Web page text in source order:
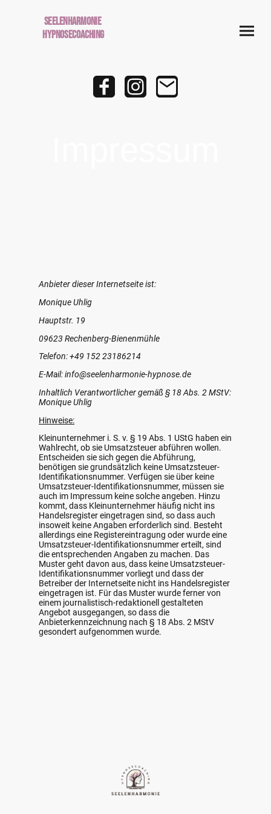
Seelenharmonie
Hypnosecoaching
Anbieter dieser Internetseite ist:
Monique Uhlig
Hauptstr. 19
09623 Rechenberg-Bienenmühle
Telefon: +49 152 23186214
E-Mail: info@seelenharmonie-hypnose.de
Inhaltlich Verantwortlicher gemäß § 18 Abs. 2 MStV:
Monique Uhlig
Hinweise:
Kleinunternehmer i. S. v. § 19 Abs. 1 UStG haben ein
Wahlrecht, ob sie Umsatzsteuer abführen wollen.
Entscheiden sie sich gegen die Abführung,
benötigen sie grundsätzlich keine Umsatzsteuer-
Identifikationsnummer. Verfügen sie über keine
Umsatzsteuer-Identifikationsnummer, müssen sie
auch im Impressum keine solche angeben. Hinzu
kommt, dass Kleinunternehmer häufig nicht ins
Handelsregister eingetragen sind, so dass auch
insoweit keine Angaben erforderlich sind. Besteht
allerdings eine Registereintragung oder wurde eine
Umsatzsteuer-Identifikationsnummer erteilt, sind
die entsprechenden Angaben zu machen. Das
Muster geht davon aus, dass keine Umsatzsteuer-
Identifikationsnummer vorliegt und dass der
Betreiber der Internetseite nicht ins Handelsregister
eingetragen ist. Für das Muster wurde ferner von
einem journalistisch-redaktionell gestalteten
Angebot ausgegangen, so dass die
Anbieterkennzeichnung nach § 18 Abs. 2 MStV
gesondert aufgenommen wurde.